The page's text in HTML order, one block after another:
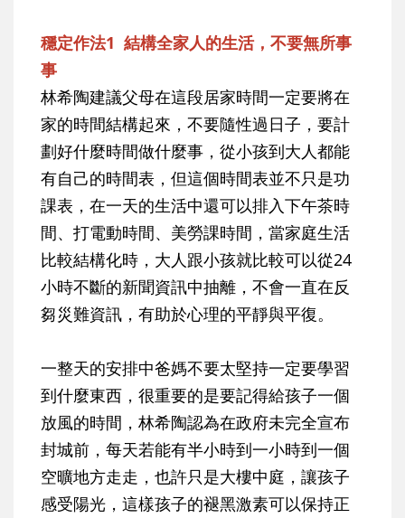
穩定作法1 結構全家人的生活，不要無所事
事
林希陶建議父母在這段居家時間一定要將在
家的時間結構起來，不要隨性過日子，要計
劃好什麼時間做什麼事，從小孩到大人都能
有自己的時間表，但這個時間表並不只是功
課表，在一天的生活中還可以排入下午茶時
間、打電動時間、美勞課時間，當家庭生活
比較結構化時，大人跟小孩就比較可以從24
小時不斷的新聞資訊中抽離，不會一直在反
芻災難資訊，有助於心理的平靜與平復。
一整天的安排中爸媽不要太堅持一定要學習
到什麼東西，很重要的是要記得給孩子一個
放風的時間，林希陶認為在政府未完全宣布
封城前，每天若能有半小時到一小時到一個
空曠地方走走，也許只是大樓中庭，讓孩子
感受陽光，這樣孩子的褪黑激素可以保持正